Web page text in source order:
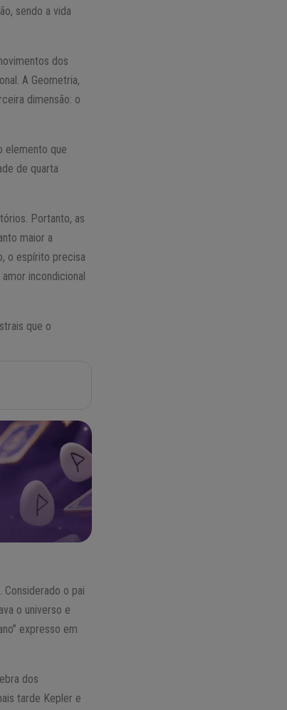
sendo a vida
dos
A Geometria,
dimensão: o
elemento que
de quarta
Portanto, as
maior a
o espírito precisa
incondicional
que o
o pai
o universo e
expresso em
dos
tarde Kepler e